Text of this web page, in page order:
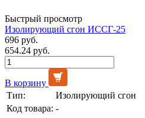
Быстрый просмотр
Изолирующий сгон ИССГ-25
696 руб.
654.24 руб.
В корзину
Тип:
Изолирующий сгон
Код товара: -